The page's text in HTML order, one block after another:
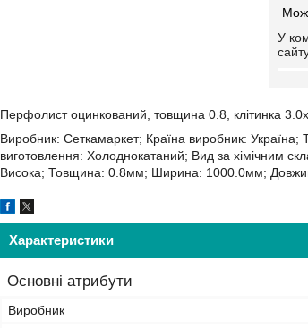
У
Перфолист оцинкований, товщина 0.8, клітинка
Виробник: Сеткамаркет; Країна виробник:
виготовлення: Холоднокатаний; Вид за хімічним
Висока; Товщина: 0.8мм; Ширина: 1000.0мм;
Характеристики
Основні атрибути
Виробник